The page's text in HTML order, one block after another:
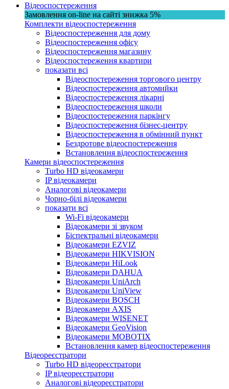
Відеоспостереження
Замовлення on-line на сайті знижка 5%
Комплекти відеоспостереження
Відеоспостереження для дому
Відеоспостереження офісу
Відеоспостереження магазину
Відеоспостереження квартири
показати всі
Відеоспостереження торгового центру
Відеоспостереження автомийки
Відеоспостереження лікарні
Відеоспостереження школи
Відеоспостереження паркінгу
Відеоспостереження бізнес-центру
Відеоспостереження в обмінний пункт
Бездротове відеоспостереження
Встановлення відеоспостереження
Камери відеоспостереження
Turbo HD відеокамери
IP відеокамери
Аналогові відеокамери
Чорно-білі відеокамери
показати всі
Wi-Fi відеокамери
Відеокамери зі звуком
Біспектральні відеокамери
Відеокамери EZVIZ
Відеокамери HIKVISION
Відеокамери HiLook
Відеокамери DAHUA
Відеокамери UniArch
Відеокамери UniView
Відеокамери BOSCH
Відеокамери AXIS
Відеокамери WISENET
Відеокамери GeoVision
Відеокамери MOBOTIX
Встановлення камер відеоспостереження
Відеореєстратори
Turbo HD відеореєстратори
IP відеореєстратори
Аналогові відеореєстратори